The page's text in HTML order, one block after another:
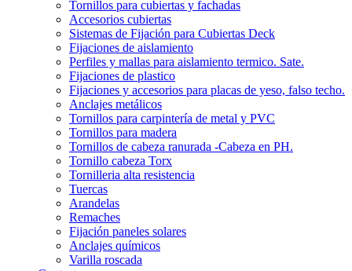
Tornillos para cubiertas y fachadas
Accesorios cubiertas
Sistemas de Fijación para Cubiertas Deck
Fijaciones de aislamiento
Perfiles y mallas para aislamiento termico. Sate.
Fijaciones de plastico
Fijaciones y accesorios para placas de yeso, falso techo.
Anclajes metálicos
Tornillos para carpintería de metal y PVC
Tornillos para madera
Tornillos de cabeza ranurada -Cabeza en PH.
Tornillo cabeza Torx
Tornilleria alta resistencia
Tuercas
Arandelas
Remaches
Fijación paneles solares
Anclajes químicos
Varilla roscada